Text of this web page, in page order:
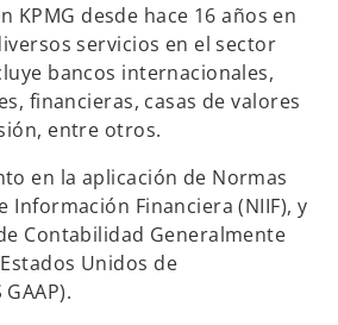
e
e
b
r
e
e
n
n
a
p
e
KPMG desde hace 16 años en
servicios en el sector
bancos internacionales,
financieras, casas de valores
entre otros.
en la aplicación de Normas
Información Financiera (NIIF), y
Contabilidad Generalmente
Unidos de